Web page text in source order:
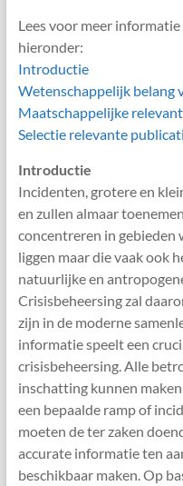
Lees voor meer
hieronder:
Introductie
Wetenschappelijk belang
Maatschappelijke
Selectie relevante
Introductie
Incidenten, grotere en
en zullen almaar
concentreren in gebieden
liggen maar die vaak ook
natuurlijke en antropogene
Crisisbeheersing zal
zijn in de moderne
informatie speelt een
crisisbeheersing. Alle
inschatting kunnen
een bepaalde ramp of
moeten de ter zaken
accurate informatie ten
beschikbaar maken. Op